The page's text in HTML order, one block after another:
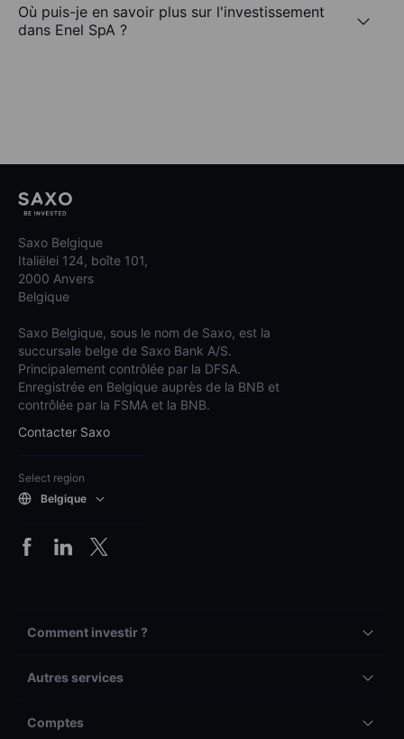
Où puis-je en savoir plus sur l'investissement
dans Enel SpA ?
Saxo Belgique
Italiëlei 124, boîte 101,
2000 Anvers
Belgique
Saxo Belgique, sous le nom de Saxo, est la
succursale belge de Saxo Bank A/S.
Principalement contrôlée par la DFSA.
Enregistrée en Belgique auprès de la BNB et
contrôlée par la FSMA et la BNB.
Contacter Saxo
Select region
Belgique
Comment investir ?
Autres services
Comptes